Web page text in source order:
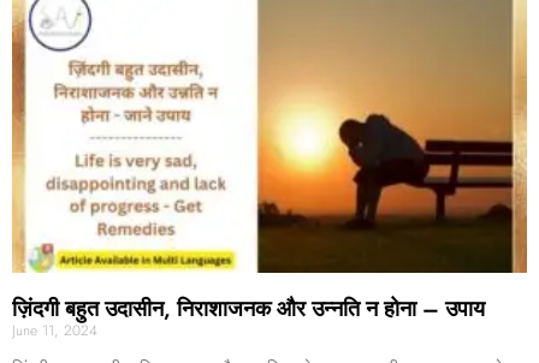
ज़िंदगी बहुत उदासीन, निराशाजनक और उन्नति न होना – उपाय
June 11, 2024